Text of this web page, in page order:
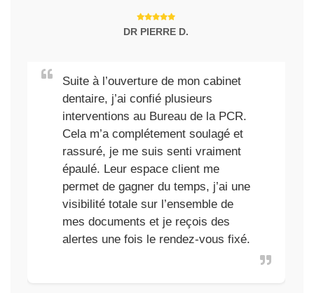
DR PIERRE D.
Suite à l’ouverture de mon cabinet
dentaire, j’ai confié plusieurs
interventions au Bureau de la PCR.
Cela m’a complétement soulagé et
rassuré, je me suis senti vraiment
épaulé. Leur espace client me
permet de gagner du temps, j’ai une
visibilité totale sur l’ensemble de
mes documents et je reçois des
alertes une fois le rendez-vous fixé.